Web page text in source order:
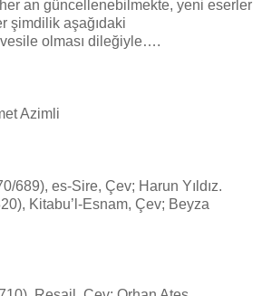
an güncellenebilmekte, yeni eserler
şimdilik aşağıdaki
olması dileğiyle….
Azimli
689), es-Sire, Çev; Harun Yıldız.
Kitabu’l-Esnam, Çev; Beyza